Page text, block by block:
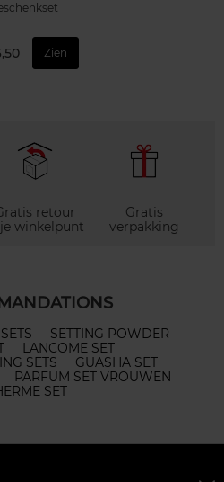
Zien
retour
winkelpunt
Gratis
verpakking
SETS
SETTING POWDER
LANCOME SET
SETS
GUASHA SET
PARFUM SET VROUWEN
SET